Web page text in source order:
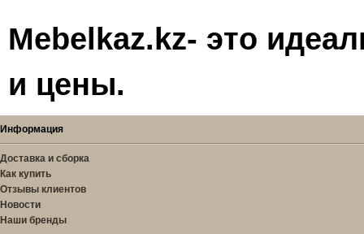
Mebelkaz.kz- это
и цены.
Информация
Доставка и сборка
Как купить
Отзывы клиентов
Новости
Наши бренды